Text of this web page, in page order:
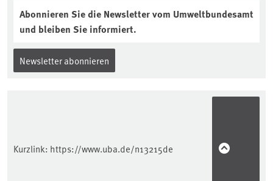
Abonnieren Sie die Newsletter vom Umweltbundesamt
und bleiben Sie informiert.
Newsletter abonnieren
Kurzlink: https://www.uba.de/n13215de